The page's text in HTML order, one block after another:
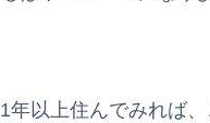
1年以上住んでみれば